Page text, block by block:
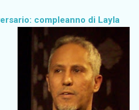
compleanno di Layla